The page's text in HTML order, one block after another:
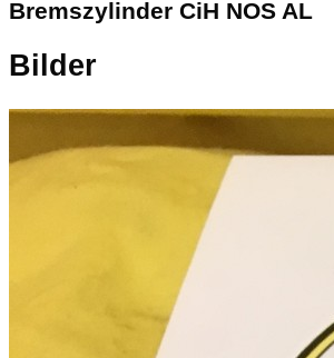
Bremszylinder CiH NOS AL
Bilder